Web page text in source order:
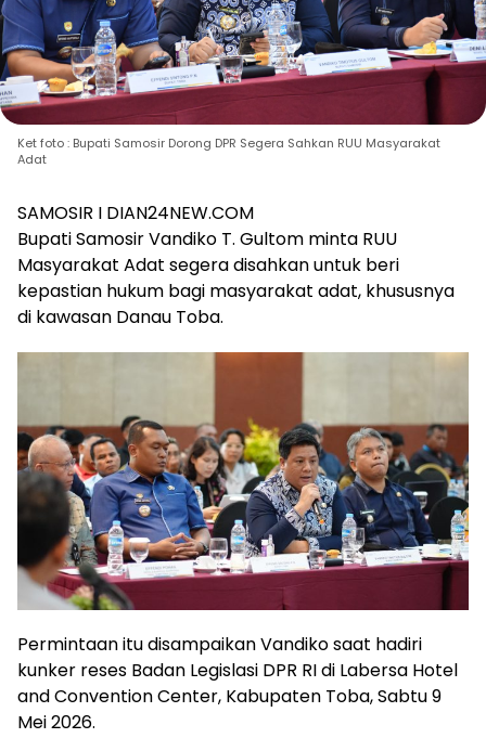
Ket foto : Bupati Samosir Dorong DPR Segera Sahkan RUU Masyarakat
Adat
SAMOSIR I DIAN24NEW.COM
Bupati Samosir Vandiko T. Gultom minta RUU
Masyarakat Adat segera disahkan untuk beri
kepastian hukum bagi masyarakat adat, khususnya
di kawasan Danau Toba.
Permintaan itu disampaikan Vandiko saat hadiri
kunker reses Badan Legislasi DPR RI di Labersa Hotel
and Convention Center, Kabupaten Toba, Sabtu 9
Mei 2026.